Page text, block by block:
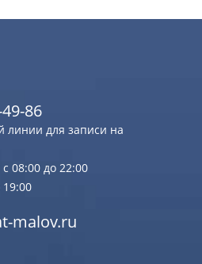
86
линии для записи на
08:00 до 22:00
19:00
malov.ru